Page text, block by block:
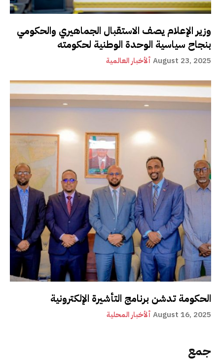
وزير الإعلام يصف الاستقبال الجماهيري والحكومي
بنجاح سياسية الوحدة الوطنية لحكومته
ألأخبار العالمية August 23, 2025
الحكومة تدشن برنامج التأشيرة الإلكترونية
ألأخبار المحلية August 16, 2025
جمع